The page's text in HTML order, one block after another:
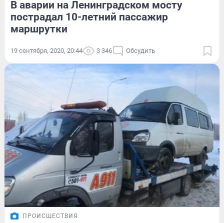
В аварии на Ленинградском мосту
пострадал 10-летний пассажир
маршрутки
19 сентября, 2020, 20:44 3 346 Обсудить
ПРОИСШЕСТВИЯ